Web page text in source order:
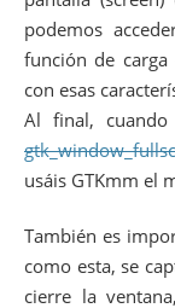
22
24
25
26
27
28
29
32
33
35
/*
/*
picture=
/*
podemos
función de
con esas
Al final,
usáis GTKmm el
También es
como esta, se
cierre la